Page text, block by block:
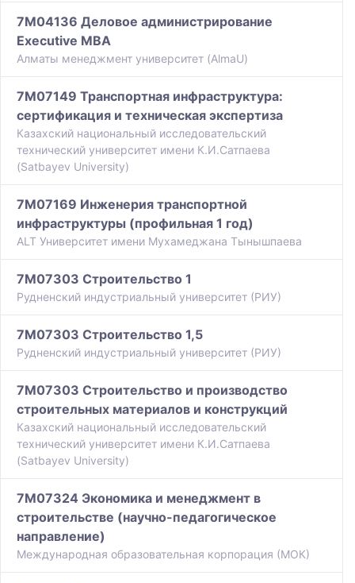
7M04136 Деловое администрирование
Executive MBA
Алматы менеджмент университет (AlmaU)
7M07149 Транспортная инфраструктура:
сертификация и техническая экспертиза
Казахский национальный исследовательский
технический университет имени К.И.Сатпаева
(Satbayev University)
7M07169 Инженерия транспортной
инфраструктуры (профильная 1 год)
ALT Университет имени Мухамеджана Тынышпаева
7M07303 Строительство 1
Рудненский индустриальный университет (РИУ)
7M07303 Строительство 1,5
Рудненский индустриальный университет (РИУ)
7M07303 Строительство и производство
строительных материалов и конструкций
Казахский национальный исследовательский
технический университет имени К.И.Сатпаева
(Satbayev University)
7M07324 Экономика и менеджмент в
строительстве (научно-педагогическое
направление)
Международная образовательная корпорация (МОК)